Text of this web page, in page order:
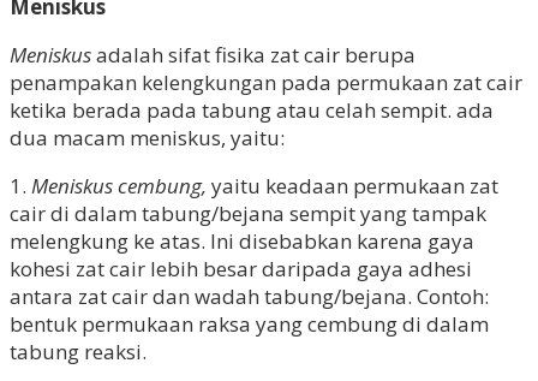
Meniskus
Meniskusadalah sifat fisika zat cair berupa
penampakan kelengkungan pada permukaan zat cair
ketika berada pada tabung atau celah sempit. ada
dua macam meniskus, yaitu:
1. Meniskus cembung, yaitu keadaan permukaan zat
cair di dalam tabung/bejana sempit yang tampak
melengkung ke atas. Ini disebabkan karena gaya
kohesi zat cair lebih besar daripada gaya adhesi
antara zat cair dan wadah tabung/bejana. Contoh:
bentuk permukaan raksa yang cembung di dalam
tabung reaksi.